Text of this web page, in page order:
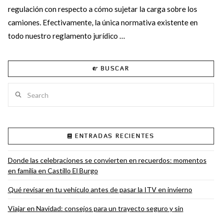
regulación con respecto a cómo sujetar la carga sobre los
camiones. Efectivamente, la única normativa existente en
todo nuestro reglamento jurídico …
BUSCAR
ENTRADAS RECIENTES
Donde las celebraciones se convierten en recuerdos: momentos
en familia en Castillo El Burgo
Qué revisar en tu vehículo antes de pasar la ITV en invierno
Viajar en Navidad: consejos para un trayecto seguro y sin